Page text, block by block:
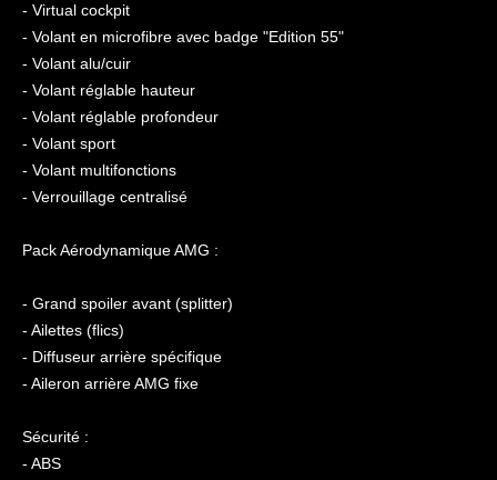
- Virtual cockpit
- Volant en microfibre avec badge "Edition 55"
- Volant alu/cuir
- Volant réglable hauteur
- Volant réglable profondeur
- Volant sport
- Volant multifonctions
- Verrouillage centralisé
Pack Aérodynamique AMG :
- Grand spoiler avant (splitter)
- Ailettes (flics)
- Diffuseur arrière spécifique
- Aileron arrière AMG fixe
Sécurité :
- ABS